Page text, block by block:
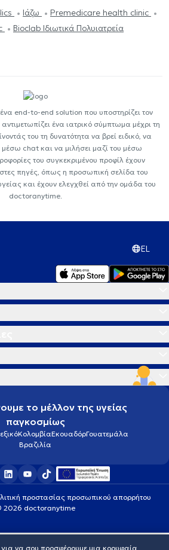
Ιάζω
Premedicare health clinic
Bioclab Ιδιωτικά Πολυιατρεία
end-to-end solution που υποστηρίζει τον
ένα ιατρικό σύμπτωμα μέχρι τη
του τη δυνατότητα να βρεί ειδικό, να
chat και να μιλήσει μαζί του μέσω
του συγκεκριμένου προφίλ έχουν
πηγές, όπως η προσωπική σελίδα του
και έχουν ελεγχθεί από την ομάδα του
doctoranytime.
EL
το μέλλον της υγείας
παγκοσμίως
ΚολομβίαΕκουαδόρΓουατεμάλα
Βραζιλία
προστασίας προσωπικού απορρήτου
2026 doctoranytime
να σου προσφέρουμε μια κορυφαία